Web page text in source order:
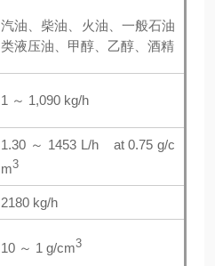
汽油、柴油、火油、一般石油
类液压油、甲醇、乙醇、酒精
1 ～ 1,090 kg/h
1.30 ～ 1453 L/h at 0.75 g/c
m3
2180 kg/h
10 ～ 1 g/cm3